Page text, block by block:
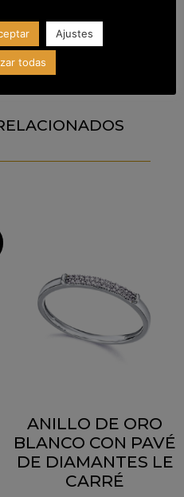
ANILLO DE ORO
BLANCO CON PAVÉ
DE DIAMANTES LE
CARRÉ
Ajustes
todas